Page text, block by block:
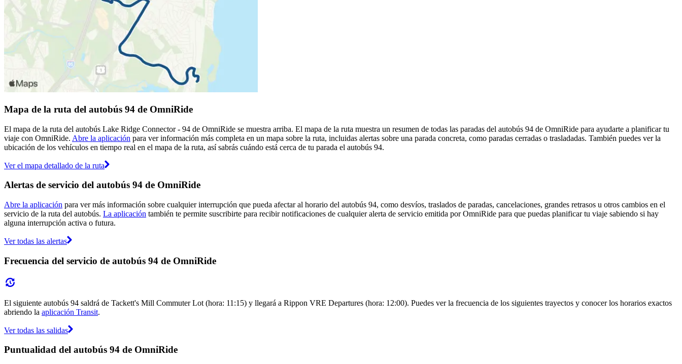
Mapa de la ruta del autobús 94 de OmniRide
El mapa de la ruta del autobús Lake Ridge Connector - 94 de OmniRide se muestra arriba. El mapa de la ruta muestra un resumen de todas las paradas del autobús 94 de OmniRide para ayudarte a planificar tu
viaje con OmniRide. Abre la aplicación para ver información más completa en un mapa sobre la ruta, incluidas alertas sobre una parada concreta, como paradas cerradas o trasladadas. También puedes ver la
ubicación de los vehículos en tiempo real en el mapa de la ruta, así sabrás cuándo está cerca de tu parada el autobús 94.
Ver el mapa detallado de la ruta
Alertas de servicio del autobús 94 de OmniRide
Abre la aplicación para ver más información sobre cualquier interrupción que pueda afectar al horario del autobús 94, como desvíos, traslados de paradas, cancelaciones, grandes retrasos u otros cambios en el
servicio de la ruta del autobús. La aplicación también te permite suscribirte para recibir notificaciones de cualquier alerta de servicio emitida por OmniRide para que puedas planificar tu viaje sabiendo si hay
alguna interrupción activa o futura.
Ver todas las alertas
Frecuencia del servicio de autobús 94 de OmniRide
El siguiente autobús 94 saldrá de Tackett's Mill Commuter Lot (hora: 11:15) y llegará a Rippon VRE Departures (hora: 12:00). Puedes ver la frecuencia de los siguientes trayectos y conocer los horarios exactos
abriendo la aplicación Transit.
Ver todas las salidas
Puntualidad del autobús 94 de OmniRide